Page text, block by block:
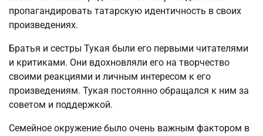
пропагандировать татарскую идентичность в своих
произведениях.
Братья и сестры Тукая были его первыми читателями
и критиками. Они вдохновляли его на творчество
своими реакциями и личным интересом к его
произведениям. Тукая постоянно обращался к ним за
советом и поддержкой.
Семейное окружение было очень важным фактором в